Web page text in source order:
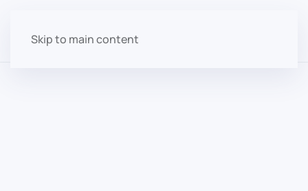
Skip to main content